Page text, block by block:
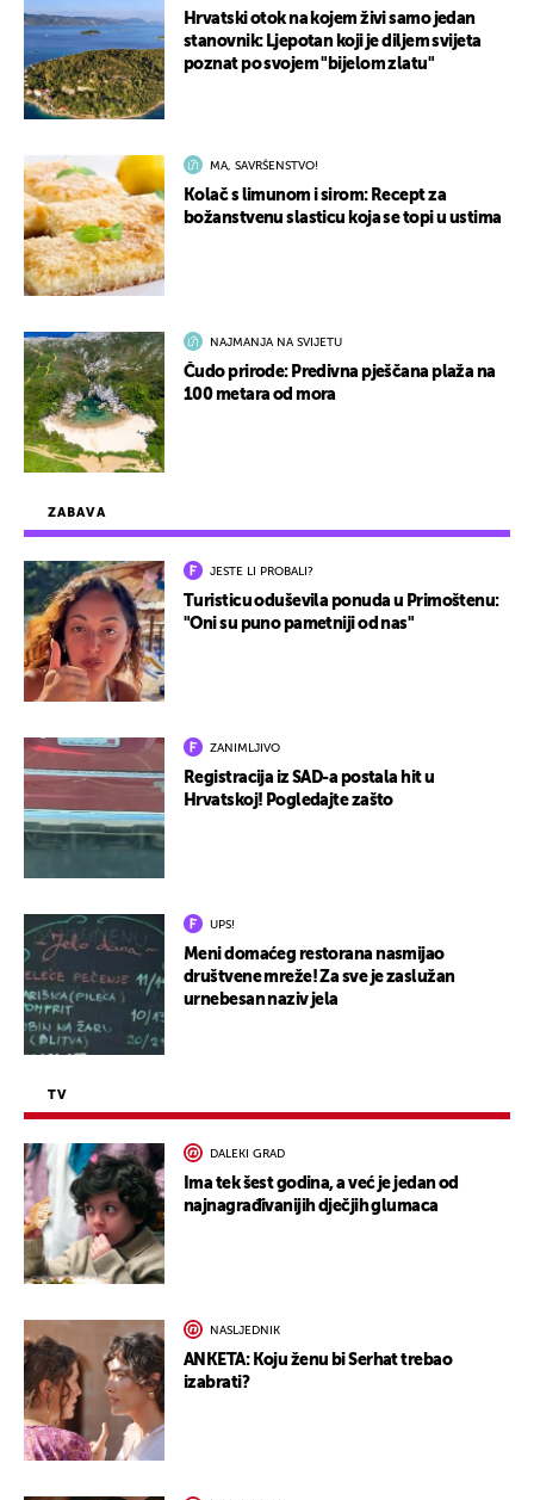
ZABAVA
JESTE LI PROBALI?
Turisticu oduševila ponuda u Primoštenu:
"Oni su puno pametniji od nas"
ZANIMLJIVO
Registracija iz SAD-a postala hit u
Hrvatskoj! Pogledajte zašto
UPS!
Meni domaćeg restorana nasmijao
društvene mreže! Za sve je zaslužan
urnebesan naziv jela
TV
DALEKI GRAD
Ima tek šest godina, a već je jedan od
najnagrađivanijih dječjih glumaca
NASLJEDNIK
ANKETA: Koju ženu bi Serhat trebao
izabrati?
Hrvatski otok na kojem živi samo jedan
stanovnik: Ljepotan koji je diljem svijeta
poznat po svojem "bijelom zlatu"
MA, SAVRŠENSTVO!
Kolač s limunom i sirom: Recept za
božanstvenu slasticu koja se topi u ustima
NAJMANJA NA SVIJETU
Čudo prirode: Predivna pješčana plaža na
100 metara od mora